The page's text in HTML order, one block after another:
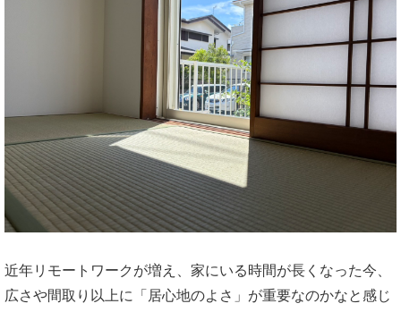
近年リモートワークが増え、家にいる時間が長くなった今、
広さや間取り以上に「居心地のよさ」が重要なのかなと感じ